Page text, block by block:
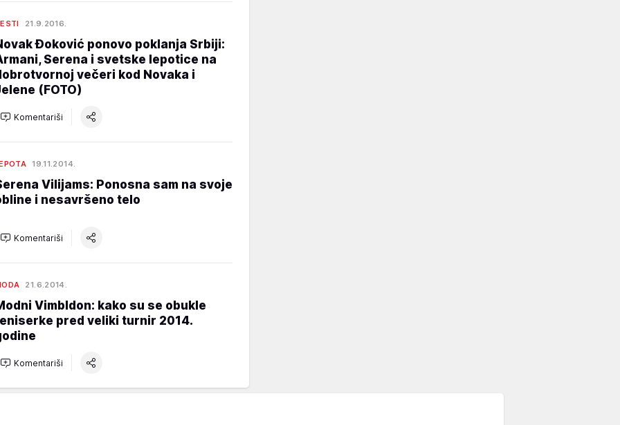
21.9.2016.
Đoković ponovo poklanja Srbiji:
Serena i svetske lepotice na
večeri kod Novaka i
(FOTO)
Komentariši
19.11.2014.
Vilijams: Ponosna sam na svoje
i nesavršeno telo
Komentariši
21.6.2014.
Vimbldon: kako su se obukle
pred veliki turnir 2014.
Komentariši